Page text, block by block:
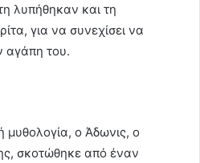
λυπήθηκαν και τη
για να συνεχίσει να
αγάπη του.
ο Άδωνις, ο
σκοτώθηκε από έναν